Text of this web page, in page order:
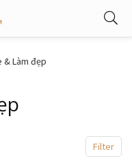
& Làm đẹp
Filter